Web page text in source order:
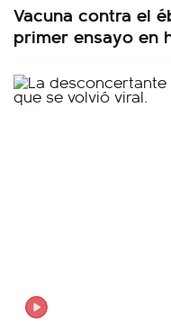
Vacuna contra el
primer ensayo en